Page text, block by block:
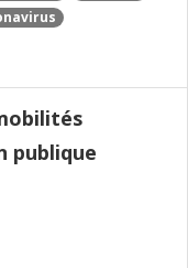
publique